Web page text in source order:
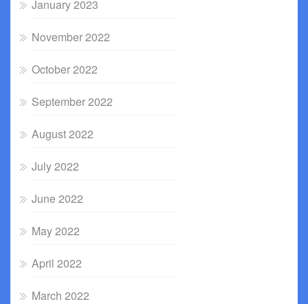
January 2023
November 2022
October 2022
September 2022
August 2022
July 2022
June 2022
May 2022
April 2022
March 2022